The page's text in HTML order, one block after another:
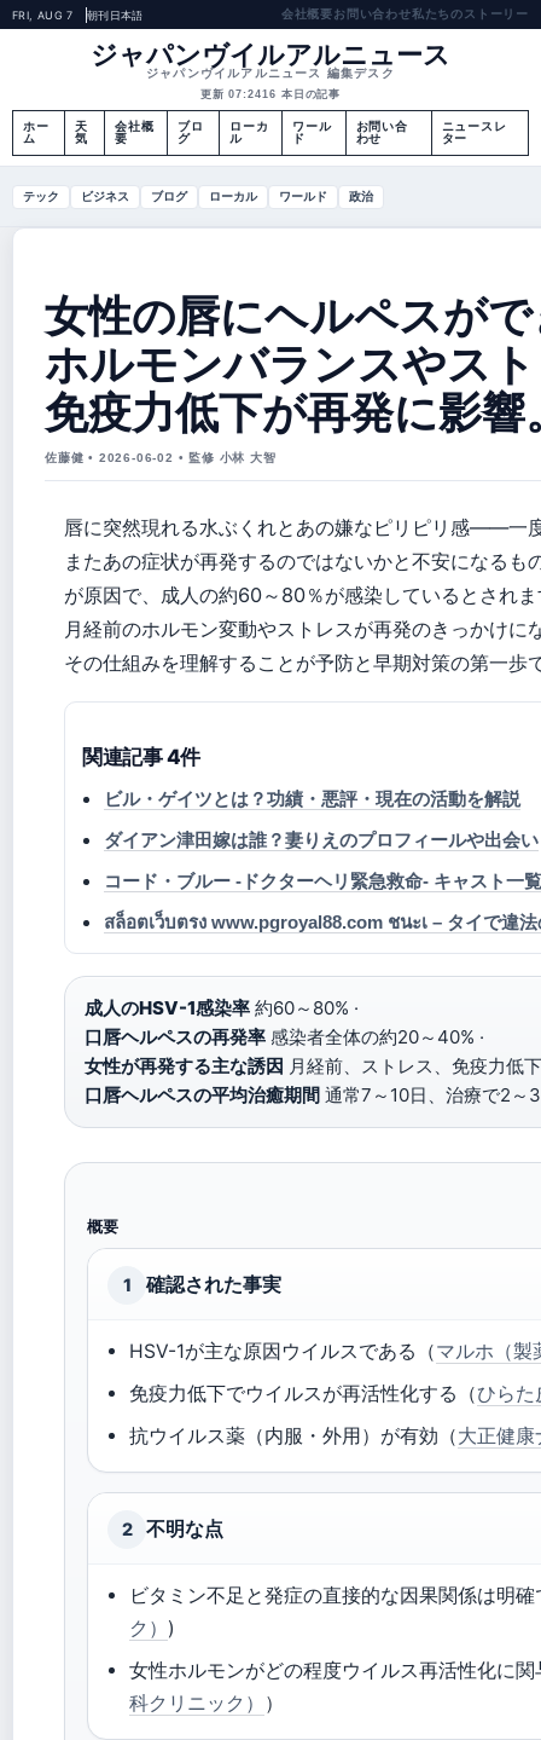
FRI, AUG 7 朝刊日本語 会社概要お問い合わせ私たちのストーリー
ジャパンヴイルアルニュース
ジャパンヴイルアルニュース 編集デスク
更新 07:2416 本日の記事
ホー
ム
天
気
会社概
要
ブロ
グ
ローカ
ル
ワール
ド
お問い合
わせ
ニュースレ
ター
テック ビジネス ブログ ローカル ワールド 政治
女性の唇にヘルペスが
ホルモンバランスやス
免疫力低下が再発に影
佐藤健 • 2026-06-02 • 監修 小林 大智
唇に突然現れる水ぶくれとあの嫌なピリピリ感――一
またあの症状が再発するのではないかと不安になる
が原因で、成人の約60～80％が感染しているとされ
月経前のホルモン変動やストレスが再発のきっかけに
その仕組みを理解することが予防と早期対策の第一歩
関連記事 4件
ビル・ゲイツとは？功績・悪評・現在の活動を解説
ダイアン津田嫁は誰？妻りえのプロフィールや出会い
コード・ブルー -ドクターヘリ緊急救命- キャスト一
สล็อตเว็บตรง www.pgroyal88.com ชนะเ – タイで違
成人のHSV-1感染率 約60～80% ·
口唇ヘルペスの再発率 感染者全体の約20～40% ·
女性が再発する主な誘因 月経前、ストレス、免疫力低下
口唇ヘルペスの平均治癒期間 通常7～10日、治療で2～
概要
1 確認された事実
HSV-1が主な原因ウイルスである（マルホ（製
免疫力低下でウイルスが再活性化する（ひらた
抗ウイルス薬（内服・外用）が有効（大正健
2 不明な点
ビタミン不足と発症の直接的な因果関係は明
ク） )
女性ホルモンがどの程度ウイルス再活性化に
科クリニック） ）